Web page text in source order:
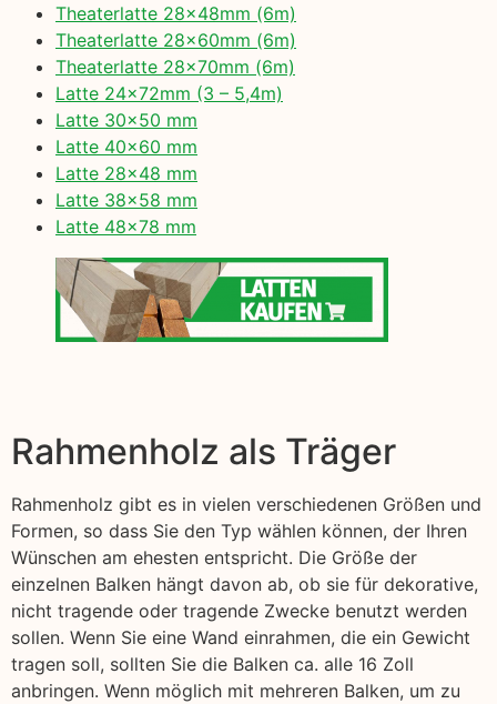
Theaterlatte 28x48mm (6m)
Theaterlatte 28x60mm (6m)
Theaterlatte 28x70mm (6m)
Latte 24x72mm (3 – 5,4m)
Latte 30×50 mm
Latte 40×60 mm
Latte 28×48 mm
Latte 38×58 mm
Latte 48×78 mm
Rahmenholz als Träger
Rahmenholz gibt es in vielen verschiedenen Größen und
Formen, so dass Sie den Typ wählen können, der Ihren
Wünschen am ehesten entspricht. Die Größe der
einzelnen Balken hängt davon ab, ob sie für dekorative,
nicht tragende oder tragende Zwecke benutzt werden
sollen. Wenn Sie eine Wand einrahmen, die ein Gewicht
tragen soll, sollten Sie die Balken ca. alle 16 Zoll
anbringen. Wenn möglich mit mehreren Balken, um zu